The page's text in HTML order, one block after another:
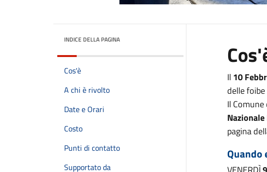
INDICE DELLA PAGINA
Cos'è
A chi è rivolto
Date e Orari
Costo
Punti di contatto
Supportato da
Il 10
delle
Il
pagina
Quando